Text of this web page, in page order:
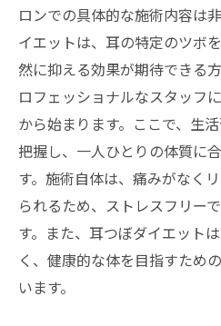
ロンでの具体的な施術内容は
イエットは、耳の特定のツボ
然に抑える効果が期待できる
ロフェッショナルなスタッフ
から始まります。ここで、生
把握し、一人ひとりの体質に
す。施術自体は、痛みがなく
られるため、ストレスフリー
す。また、耳つぼダイエット
く、健康的な体を目指すため
います。